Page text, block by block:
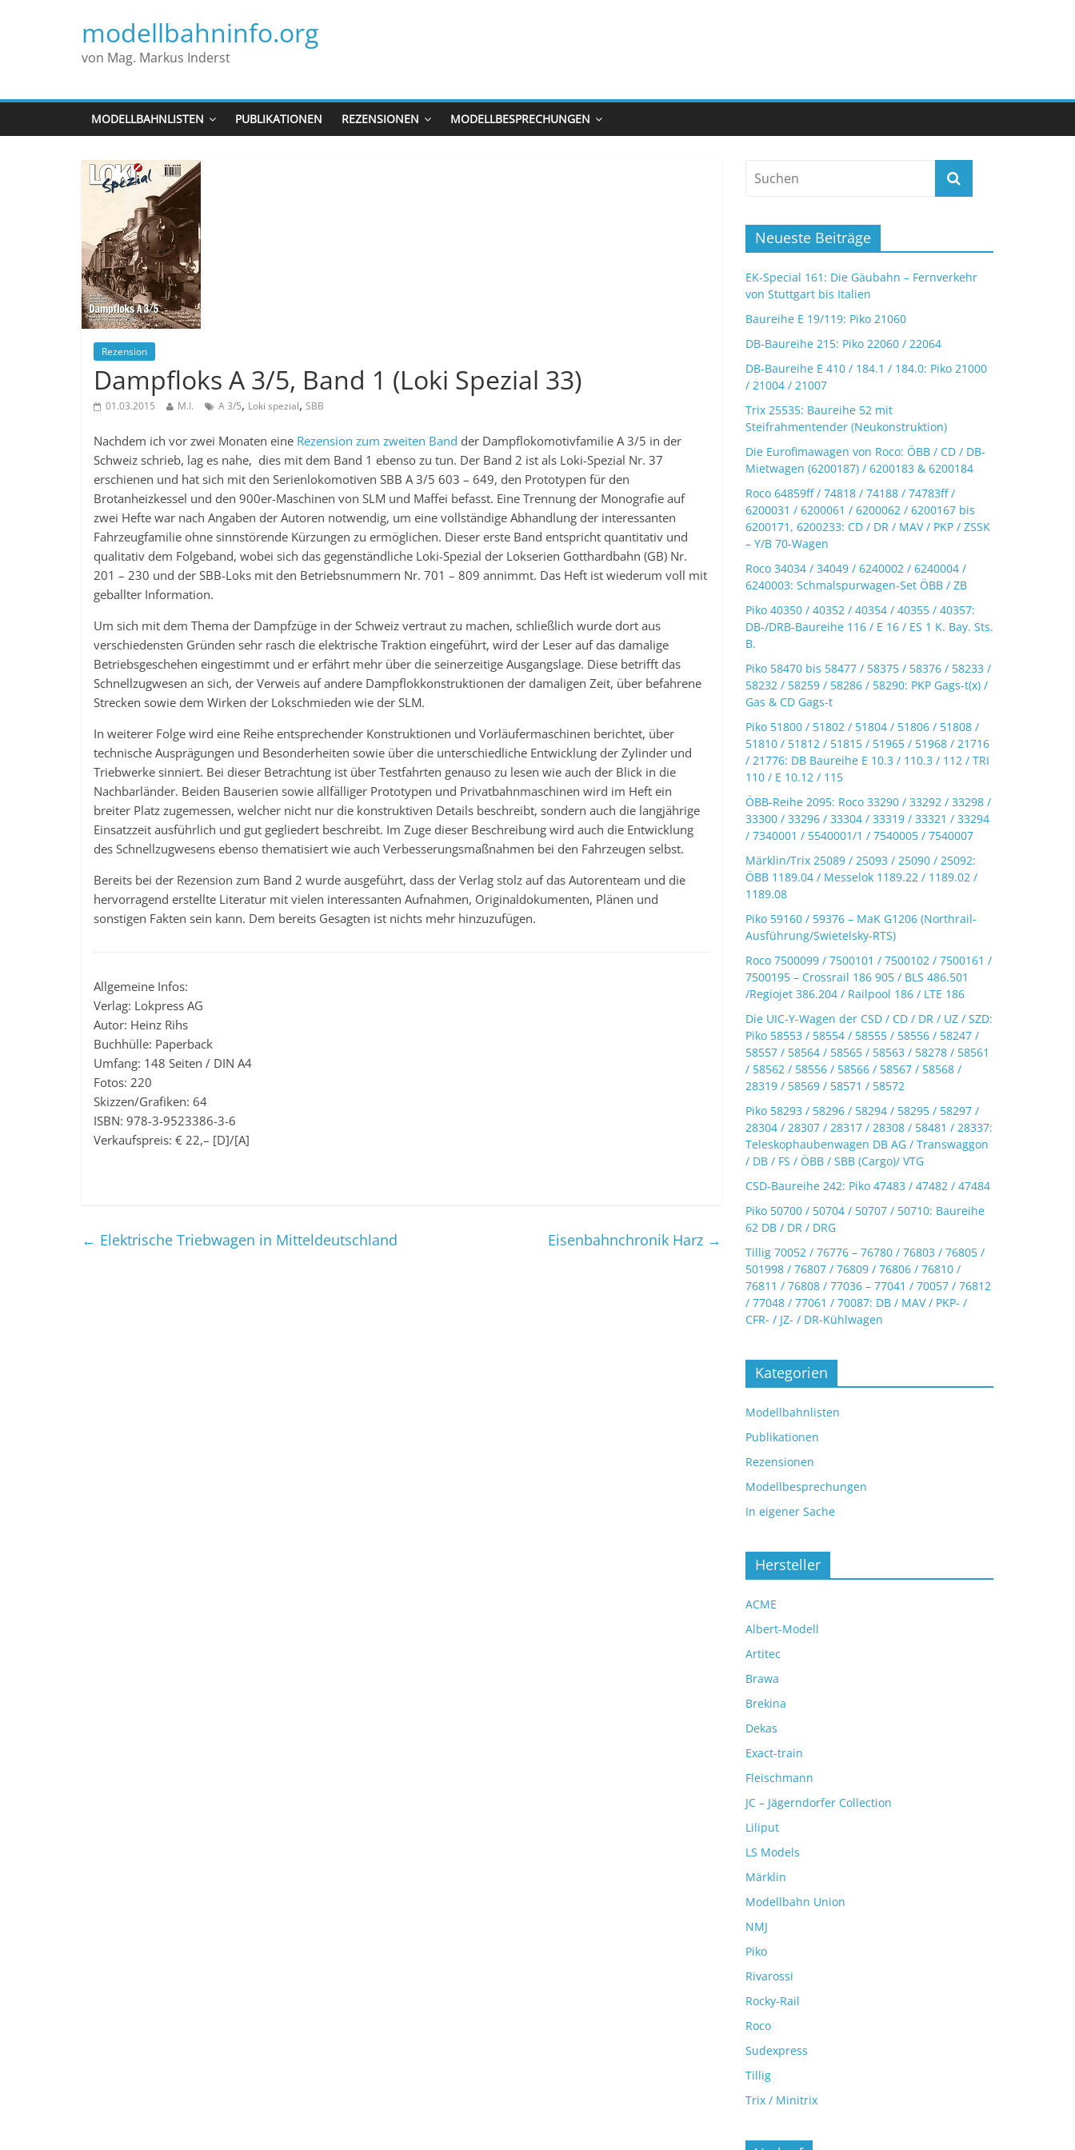
modellbahninfo.org
von Mag. Markus Inderst
MODELLBAHNLISTEN PUBLIKATIONEN REZENSIONEN MODELLBESPRECHUNGEN
Rezension
Dampfloks A 3/5, Band 1 (Loki Spezial 33)
01.03.2015 M.I. A 3/5, Loki spezial, SBB
Nachdem ich vor zwei Monaten eine Rezension zum zweiten Band der Dampflokomotivfamilie A 3/5 in der
Schweiz schrieb, lag es nahe, dies mit dem Band 1 ebenso zu tun. Der Band 2 ist als Loki-Spezial Nr. 37
erschienen und hat sich mit den Serienlokomotiven SBB A 3/5 603 – 649, den Prototypen für den
Brotanheizkessel und den 900er-Maschinen von SLM und Maffei befasst. Eine Trennung der Monografie auf
zwei Hefte war nach Angaben der Autoren notwendig, um eine vollständige Abhandlung der interessanten
Fahrzeugfamilie ohne sinnstörende Kürzungen zu ermöglichen. Dieser erste Band entspricht quantitativ und
qualitativ dem Folgeband, wobei sich das gegenständliche Loki-Spezial der Lokserien Gotthardbahn (GB) Nr.
201 – 230 und der SBB-Loks mit den Betriebsnummern Nr. 701 – 809 annimmt. Das Heft ist wiederum voll mit
geballter Information.
Um sich mit dem Thema der Dampfzüge in der Schweiz vertraut zu machen, schließlich wurde dort aus
verschiedensten Gründen sehr rasch die elektrische Traktion eingeführt, wird der Leser auf das damalige
Betriebsgeschehen eingestimmt und er erfährt mehr über die seinerzeitige Ausgangslage. Diese betrifft das
Schnellzugwesen an sich, der Verweis auf andere Dampflokkonstruktionen der damaligen Zeit, über befahrene
Strecken sowie dem Wirken der Lokschmieden wie der SLM.
In weiterer Folge wird eine Reihe entsprechender Konstruktionen und Vorläufermaschinen berichtet, über
technische Ausprägungen und Besonderheiten sowie über die unterschiedliche Entwicklung der Zylinder und
Triebwerke sinniert. Bei dieser Betrachtung ist über Testfahrten genauso zu lesen wie auch der Blick in die
Nachbarländer. Beiden Bauserien sowie allfälliger Prototypen und Privatbahnmaschinen wird im Heft ein
breiter Platz zugemessen, welcher nicht nur die konstruktiven Details beschreibt, sondern auch die langjährige
Einsatzzeit ausführlich und gut gegliedert beschreibt. Im Zuge dieser Beschreibung wird auch die Entwicklung
des Schnellzugwesens ebenso thematisiert wie auch Verbesserungsmaßnahmen bei den Fahrzeugen selbst.
Bereits bei der Rezension zum Band 2 wurde ausgeführt, dass der Verlag stolz auf das Autorenteam und die
hervorragend erstellte Literatur mit vielen interessanten Aufnahmen, Originaldokumenten, Plänen und
sonstigen Fakten sein kann. Dem bereits Gesagten ist nichts mehr hinzuzufügen.
Allgemeine Infos:
Verlag: Lokpress AG
Autor: Heinz Rihs
Buchhülle: Paperback
Umfang: 148 Seiten / DIN A4
Fotos: 220
Skizzen/Grafiken: 64
ISBN: 978-3-9523386-3-6
Verkaufspreis: € 22,– [D]/[A]
← Elektrische Triebwagen in Mitteldeutschland Eisenbahnchronik Harz →
Neueste Beiträge
EK-Special 161: Die Gäubahn – Fernverkehr
von Stuttgart bis Italien
Baureihe E 19/119: Piko 21060
DB-Baureihe 215: Piko 22060 / 22064
DB-Baureihe E 410 / 184.1 / 184.0: Piko 21000
/ 21004 / 21007
Trix 25535: Baureihe 52 mit
Steifrahmentender (Neukonstruktion)
Die Eurofimawagen von Roco: ÖBB / CD / DB-
Mietwagen (6200187) / 6200183 & 6200184
Roco 64859ff / 74818 / 74188 / 74783ff /
6200031 / 6200061 / 6200062 / 6200167 bis
6200171, 6200233: CD / DR / MAV / PKP / ZSSK
– Y/B 70-Wagen
Roco 34034 / 34049 / 6240002 / 6240004 /
6240003: Schmalspurwagen-Set ÖBB / ZB
Piko 40350 / 40352 / 40354 / 40355 / 40357:
DB-/DRB-Baureihe 116 / E 16 / ES 1 K. Bay. Sts.
B.
Piko 58470 bis 58477 / 58375 / 58376 / 58233 /
58232 / 58259 / 58286 / 58290: PKP Gags-t(x) /
Gas & CD Gags-t
Piko 51800 / 51802 / 51804 / 51806 / 51808 /
51810 / 51812 / 51815 / 51965 / 51968 / 21716
/ 21776: DB Baureihe E 10.3 / 110.3 / 112 / TRI
110 / E 10.12 / 115
ÖBB-Reihe 2095: Roco 33290 / 33292 / 33298 /
33300 / 33296 / 33304 / 33319 / 33321 / 33294
/ 7340001 / 5540001/1 / 7540005 / 7540007
Märklin/Trix 25089 / 25093 / 25090 / 25092:
ÖBB 1189.04 / Messelok 1189.22 / 1189.02 /
1189.08
Piko 59160 / 59376 – MaK G1206 (Northrail-
Ausführung/Swietelsky-RTS)
Roco 7500099 / 7500101 / 7500102 / 7500161 /
7500195 – Crossrail 186 905 / BLS 486.501
/Regiojet 386.204 / Railpool 186 / LTE 186
Die UIC-Y-Wagen der CSD / CD / DR / UZ / SZD:
Piko 58553 / 58554 / 58555 / 58556 / 58247 /
58557 / 58564 / 58565 / 58563 / 58278 / 58561
/ 58562 / 58556 / 58566 / 58567 / 58568 /
28319 / 58569 / 58571 / 58572
Piko 58293 / 58296 / 58294 / 58295 / 58297 /
28304 / 28307 / 28317 / 28308 / 58481 / 28337:
Teleskophaubenwagen DB AG / Transwaggon
/ DB / FS / ÖBB / SBB (Cargo)/ VTG
CSD-Baureihe 242: Piko 47483 / 47482 / 47484
Piko 50700 / 50704 / 50707 / 50710: Baureihe
62 DB / DR / DRG
Tillig 70052 / 76776 – 76780 / 76803 / 76805 /
501998 / 76807 / 76809 / 76806 / 76810 /
76811 / 76808 / 77036 – 77041 / 70057 / 76812
/ 77048 / 77061 / 70087: DB / MAV / PKP- /
CFR- / JZ- / DR-Kühlwagen
Kategorien
Modellbahnlisten
Publikationen
Rezensionen
Modellbesprechungen
In eigener Sache
Hersteller
ACME
Albert-Modell
Artitec
Brawa
Brekina
Dekas
Exact-train
Fleischmann
JC – Jägerndorfer Collection
Liliput
LS Models
Märklin
Modellbahn Union
NMJ
Piko
Rivarossi
Rocky-Rail
Roco
Sudexpress
Tillig
Trix / Minitrix